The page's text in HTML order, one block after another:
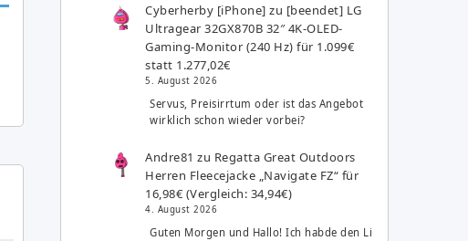
Cyberherby [iPhone] zu [beendet] LG
Ultragear 32GX870B 32″ 4K-OLED-
Gaming-Monitor (240 Hz) für 1.099€
statt 1.277,02€
5. August 2026
Servus, Preisirrtum oder ist das Angebot
wirklich schon wieder vorbei?
Andre81 zu Regatta Great Outdoors
Herren Fleecejacke „Navigate FZ“ für
16,98€ (Vergleich: 34,94€)
4. August 2026
Guten Morgen und Hallo! Ich habde den Li